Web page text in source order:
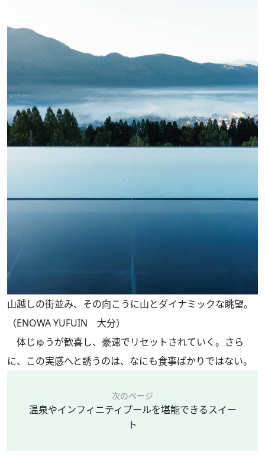
山越しの街並み、その向こうに山とダイナミックな眺望。
（ENOWA YUFUIN 大分）
体じゅうが歓喜し、豪速でリセットされていく。さら
に、この実感へと誘うのは、なにも食事ばかりではない。
次のページ
温泉やインフィニティプールを堪能できるスイー
ト